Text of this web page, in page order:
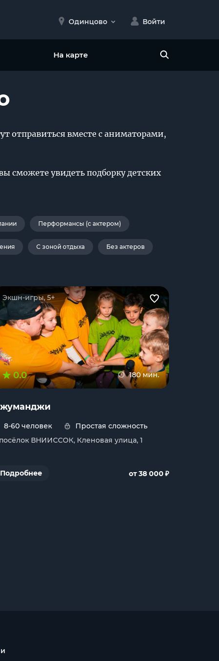
Одинцово Войти
На карте
отправиться вместе с аниматорами,
сможете увидеть подборку детских
Перформансы (с актером)
С зоной отдыха Без актеров
Экшн-игры, 5+
0.0 180 мин.
8-60 человек
Простая сложность
посёлок ВНИИССОК, Кленовая улица, 1
Подробнее от 38 000 ₽